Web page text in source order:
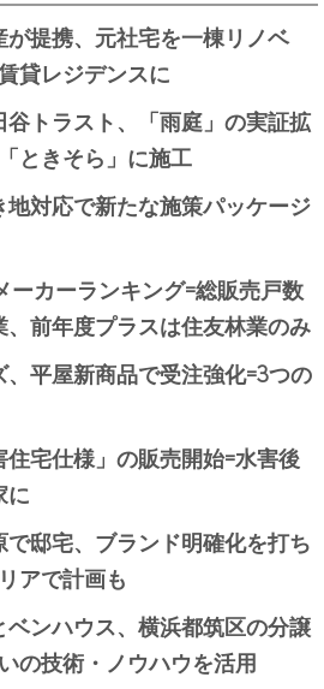
提携、元社宅を一棟リノベ
貸レジデンスに
トラスト、「雨庭」の実証拡
ときそら」に施工
対応で新たな施策パッケージ
ーカーランキング=総販売戸数
前年度プラスは住友林業のみ
平屋新商品で受注強化=3つの
宅仕様」の販売開始=水害後
に
邸宅、ブランド明確化を打ち
アで計画も
ンハウス、横浜都筑区の分譲
の技術・ノウハウを活用